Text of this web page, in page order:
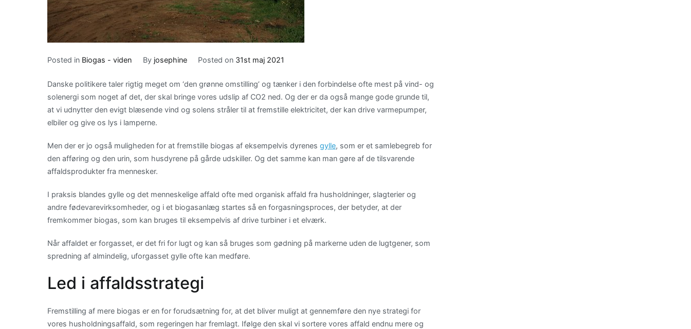
Posted in Biogas - viden By josephine Posted on 31st maj 2021
Danske politikere taler rigtig meget om ‘den grønne omstilling’ og tænker i den forbindelse ofte mest på vind- og
solenergi som noget af det, der skal bringe vores udslip af CO2 ned. Og der er da også mange gode grunde til,
at vi udnytter den evigt blæsende vind og solens stråler til at fremstille elektricitet, der kan drive varmepumper,
elbiler og give os lys i lamperne.
Men der er jo også muligheden for at fremstille biogas af eksempelvis dyrenes gylle, som er et samlebegreb for
den afføring og den urin, som husdyrene på gårde udskiller. Og det samme kan man gøre af de tilsvarende
affaldsprodukter fra mennesker.
I praksis blandes gylle og det menneskelige affald ofte med organisk affald fra husholdninger, slagterier og
andre fødevarevirksomheder, og i et biogasanlæg startes så en forgasningsproces, der betyder, at der
fremkommer biogas, som kan bruges til eksempelvis af drive turbiner i et elværk.
Når affaldet er forgasset, er det fri for lugt og kan så bruges som gødning på markerne uden de lugtgener, som
spredning af almindelig, uforgasset gylle ofte kan medføre.
Led i affaldsstrategi
Fremstilling af mere biogas er en for forudsætning for, at det bliver muligt at gennemføre den nye strategi for
vores husholdningsaffald, som regeringen har fremlagt. Ifølge den skal vi sortere vores affald endnu mere og